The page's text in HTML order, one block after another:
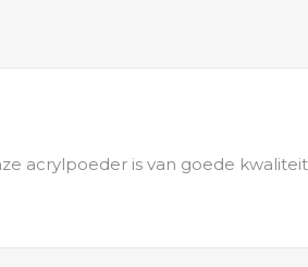
acrylpoeder is van goede